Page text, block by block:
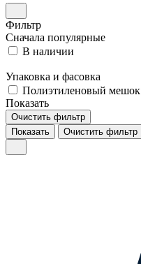
Фильтр
Сначала популярные
В наличии
Упаковка и фасовка
Полиэтиленовый мешок
Показать
Очистить фильтр
Показать
Очистить фильтр